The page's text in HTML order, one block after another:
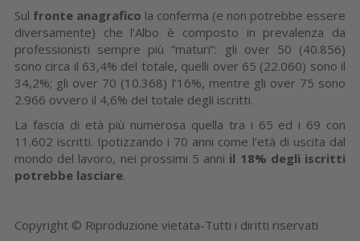
Sul fronte anagrafico la conferma (e non potrebbe essere
diversamente) che l’Albo è composto in prevalenza da
professionisti sempre più “maturi”: gli over 50 (40.856)
sono circa il 63,4% del totale, quelli over 65 (22.060) sono il
34,2%; gli over 70 (10.368) l’16%, mentre gli over 75 sono
2.966 ovvero il 4,6% del totale degli iscritti.
La fascia di età più numerosa quella tra i 65 ed i 69 con
11.602 iscritti. Ipotizzando i 70 anni come l’età di uscita dal
mondo del lavoro, nei prossimi 5 anni il 18% degli iscritti
potrebbe lasciare.
Copyright © Riproduzione vietata-Tutti i diritti riservati